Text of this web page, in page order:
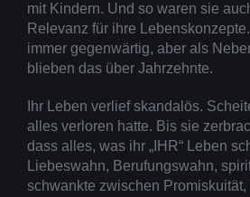
mit Kindern. Und so waren sie
Relevanz für ihre
immer gegenwärtig, aber als
blieben das über Jahrzehnte.
Ihr Leben verlief skandalös.
alles verloren hatte. Bis sie
dass alles, was ihr „IHR“ Leben
Liebeswahn, Berufungswahn,
schwankte zwischen Promiskuität,